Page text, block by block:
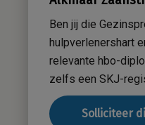
hulpverlenershart
relevante hbo-
zelfs een SKJ-
Solliciteer